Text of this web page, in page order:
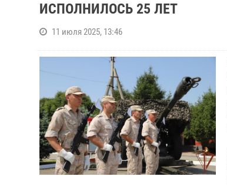
ИСПОЛНИЛОСЬ 25 ЛЕТ
11 июля 2025, 13:46